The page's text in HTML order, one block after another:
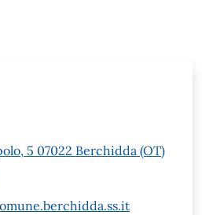
5 07022 Berchidda (OT)